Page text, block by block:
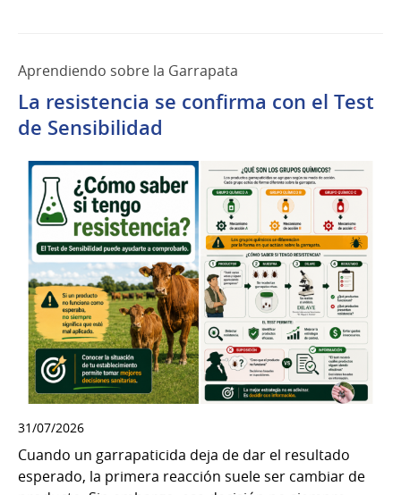
Aprendiendo sobre la Garrapata
La resistencia se confirma con el Test
de Sensibilidad
31/07/2026
Cuando un garrapaticida deja de dar el resultado
esperado, la primera reacción suele ser cambiar de